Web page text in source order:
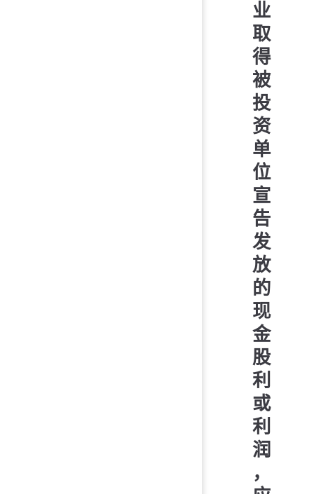
业
取
得
被
投
资
单
位
宣
告
发
放
的
现
金
股
利
或
利
润
，